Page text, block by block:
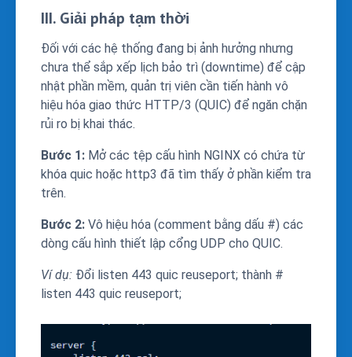
III. Giải pháp tạm thời
Đối với các hệ thống đang bị ảnh hưởng nhưng
chưa thể sắp xếp lịch bảo trì (downtime) để cập
nhật phần mềm, quản trị viên cần tiến hành vô
hiệu hóa giao thức HTTP/3 (QUIC) để ngăn chặn
rủi ro bị khai thác.
Bước 1: Mở các tệp cấu hình NGINX có chứa từ
khóa quic hoặc http3 đã tìm thấy ở phần kiểm tra
trên.
Bước 2: Vô hiệu hóa (comment bằng dấu #) các
dòng cấu hình thiết lập cổng UDP cho QUIC.
Ví dụ: Đổi listen 443 quic reuseport; thành #
listen 443 quic reuseport;